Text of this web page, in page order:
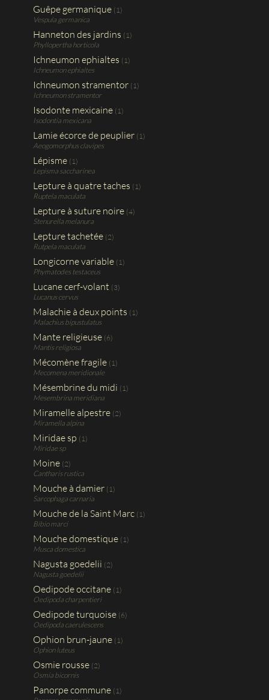
Guêpe germanique (1)
Vespula germanica
Hanneton des jardins (1)
Phyllopertha horticola
Ichneumon ephialtes (1)
Ichneumon ephialtes
Ichneumon stramentor (1)
Ichneumon stramentor
Isodonte mexicaine (1)
Isodontia mexicana
Lamie écorce de peuplier (1)
Aeogomorphus clavipes
Lépisme (1)
Lepisma saccharinea
Lepture à quatre taches (1)
Ruptela maculata
Lepture à suture noire (4)
Stenurella melanura
Lepture tachetée (2)
Rutpela maculata
Longicorne variable (1)
Phymatodes testaceus
Lucane cerf-volant (3)
Lucanus cervus
Malachie à deux points (1)
Malachius bipustulatus
Mante religieuse (6)
Mantis religiosa
Mécomène fragile (1)
Mecomena meridionale
Mésembrine du midi (1)
Mesembrina meridiana
Miramelle alpestre (2)
Miramella alpina
Miridae sp (1)
Miridae sp
Moine (2)
Cantharis rustica
Mouche à damier (1)
Sarcophaga carnaria
Mouche de la Saint Marc (1)
Bibio marci
Mouche domestique (1)
Musca domestica
Nagusta goedelii (2)
Nagusta goedelii
Oedipode occitane (1)
Oedipoda charpentieri
Oedipode turquoise (6)
Oedipoda caerulescens
Ophion brun-jaune (1)
Ophion luteus
Osmie rousse (2)
Osmia bicornis
Panorpe commune (1)